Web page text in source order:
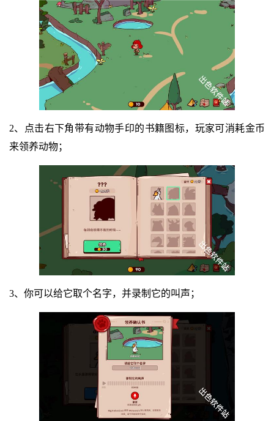
2、点击右下角带有动物手印的书籍图标，玩家可消耗金币
来领养动物；
3、你可以给它取个名字，并录制它的叫声；